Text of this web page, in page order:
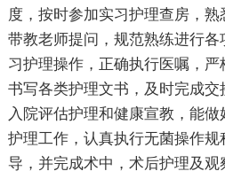
度，按时参加实习护理查房，
带教老师提问，规范熟练进行
习护理操作，正确执行医嘱，
书写各类护理文书，及时完成
入院评估护理和健康宣教，能
护理工作，认真执行无菌操作
导，并完成术中，术后护理及观